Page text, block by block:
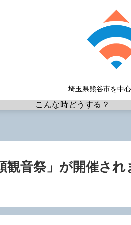
埼玉県熊谷市を中
こんな時どうする？
観音祭」が開催され